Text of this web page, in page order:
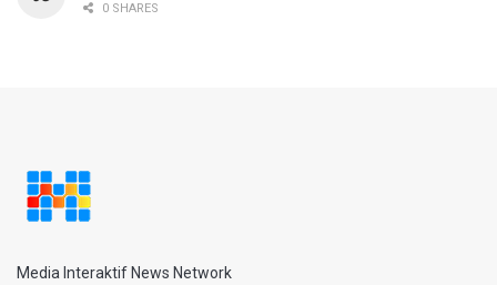
0 SHARES
Media Interaktif News Network